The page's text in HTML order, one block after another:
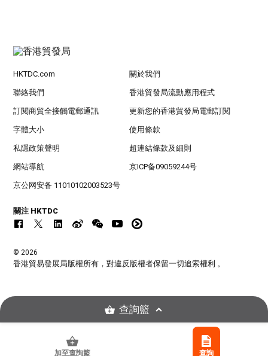
加至查詢籃 查詢
HKTDC.com 關於我們
聯絡我們 香港貿發局流動應用程式
訂閱商貿全接觸電郵通訊 更新您的香港貿發局電郵訂閱
字體大小 使用條款
私隱政策聲明 超連結條款及細則
網站導航 京ICP备09059244号
京公网安备 11010102003523号
關注 HKTDC
© 2026
香港貿易發展局版權所有，對違反版權者保留一切追索權利 。
查詢籃